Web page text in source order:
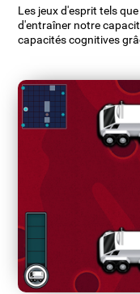
Les jeux d'esprit tels
d'entraîner notre
capacités cognitives